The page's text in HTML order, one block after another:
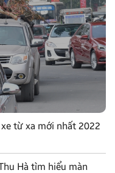
từ xa mới nhất 2022
Hà tìm hiểu màn